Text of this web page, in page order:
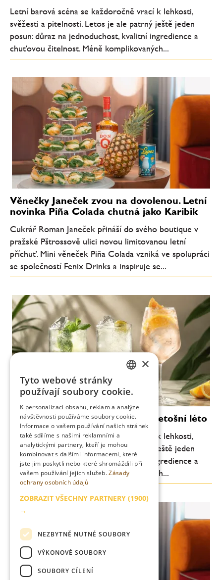
Letní barová scéna se každoročně vrací k lehkosti,
svěžesti a pitelnosti. Letos je ale patrný ještě jeden
posun: důraz na jednoduchost, kvalitní ingredience a
chuťovou čitelnost. Méně komplikovaných...
Věnečky Janeček zvou na dovolenou. Letní
novinka Piña Colada chutná jako Karibik
Cukrář Roman Janeček přináší do svého boutique v
pražské Pštrossově ulici novou limitovanou letní
příchuť. Mini věneček Piña Colada vzniká ve spolupráci
se společností Fenix Drinks a inspiruje se...
Moderní koktejly, které definují letošní léto
Letní barová scéna se každoročně vrací k lehkosti,
svěžesti a pitelnosti. Letos je ale patrný ještě jeden
posun: důraz na jednoduchost, kvalitní ingredience a
chuťovou čitelnost. Méně komplikovaných...
ENGLISH
×
Tyto webové stránky
používají soubory cookie.
K personalizaci obsahu, reklam a analýze
návštěvnosti používáme soubory cookie.
Informace o vašem používání našich stránek
také sdílíme s našimi reklamními a
analytickými partnery, kteří je mohou
kombinovat s dalšími informacemi, které
jste jim poskytli nebo které shromáždili při
vašem používání jejich služeb.Zásady
ochrany osobních údajů
ZOBRAZIT VŠECHNY PARTNERY (1900)
→
NEZBYTNĚ NUTNÉ SOUBORY
VÝKONOVÉ SOUBORY
SOUBORY CÍLENÍ